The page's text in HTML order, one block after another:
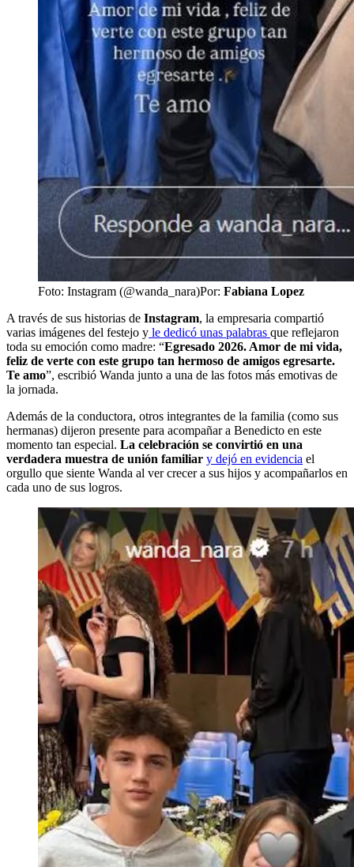
Foto: Instagram (@wanda_nara)Por: Fabiana Lopez
A través de sus historias de Instagram, la empresaria compartió
varias imágenes del festejo y le dedicó unas palabras que reflejaron
toda su emoción como madre: “Egresado 2026. Amor de mi vida,
feliz de verte con este grupo tan hermoso de amigos egresarte.
Te amo”, escribió Wanda junto a una de las fotos más emotivas de
la jornada.
Además de la conductora, otros integrantes de la familia (como sus
hermanas) dijeron presente para acompañar a Benedicto en este
momento tan especial. La celebración se convirtió en una
verdadera muestra de unión familiar y dejó en evidencia el
orgullo que siente Wanda al ver crecer a sus hijos y acompañarlos en
cada uno de sus logros.